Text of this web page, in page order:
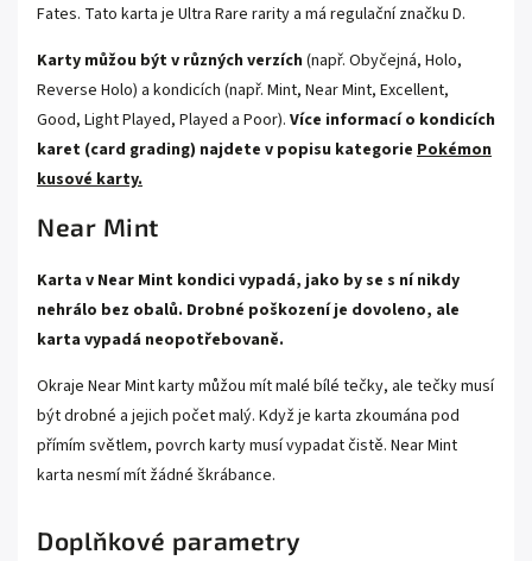
Fates. Tato karta je Ultra Rare rarity a má regulační značku D.
Karty můžou být v různých verzích (např. Obyčejná, Holo,
Reverse Holo) a kondicích (např. Mint, Near Mint, Excellent,
Good, Light Played, Played a Poor). Více informací o kondicích
karet (card grading) najdete v popisu kategorie Pokémon
kusové karty.
Near Mint
Karta v Near Mint kondici vypadá, jako by se s ní nikdy
nehrálo bez obalů. Drobné poškození je dovoleno, ale
karta vypadá neopotřebovaně.
Okraje Near Mint karty můžou mít malé bílé tečky, ale tečky musí
být drobné a jejich počet malý. Když je karta zkoumána pod
přímím světlem, povrch karty musí vypadat čistě. Near Mint
karta nesmí mít žádné škrábance.
Doplňkové parametry